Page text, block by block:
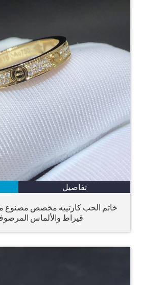
تفاصيل
قيراط والألماس